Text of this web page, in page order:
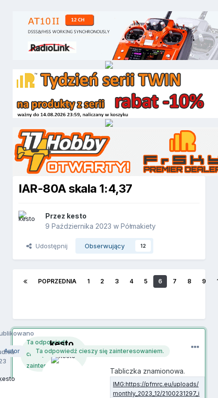
IAR-80A skala 1:4,37
Przez kesto
9 Października 2023 wPółmakiety
Udostępnij Obserwujący 12
POPRZEDNIA 1 2 3 4 5 6 7 8 9
Ta odpowiedź
cieszy się
zainteresowaniem.
kesto
Autor Ta odpowiedź cieszy się zainteresowaniem.
Tabliczka znamionowa.